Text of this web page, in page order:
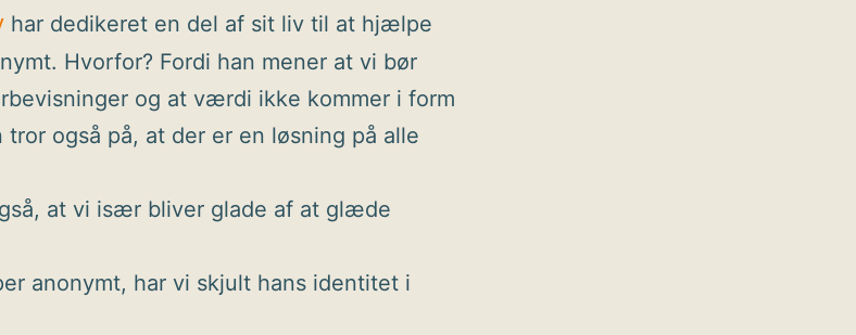
har dedikeret en del af sit liv til at hjælpe
Hvorfor? Fordi han mener at vi bør
og at værdi ikke kommer i form
tror også på, at der er en løsning på alle
at vi især bliver glade af at glæde
anonymt, har vi skjult hans identitet i